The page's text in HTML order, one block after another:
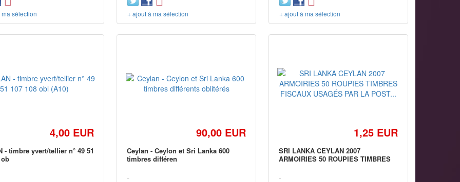
sélection + ajout à ma sélection + ajout à ma sélection
4,00 EUR
- timbre yvert/tellier n° 49 51
90,00 EUR
Ceylan - Ceylon et Sri Lanka 600
timbres différen
1,25 EUR
SRI LANKA CEYLAN 2007
ARMOIRIES 50 ROUPIES TIMBRES